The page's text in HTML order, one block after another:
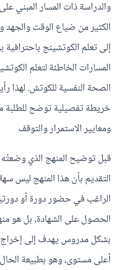
والدراسة ذات المسار المبني
الكثير من ضياع الوقت والجهد
إلى تعلم الكوتشينج
المسارات الخاطئة لتعلم
الصحة النفسية للكوتش. لهذا
خريطة تفصيلية توضح للطلبة
ومعايير الاستمرار والتوقف
قبل توضيح المنهج الذي وضعتُه
التقديم بأن هذا المنهج ليس
الراغب في حضور دورة أو
الحصول على الشهادة، بل هو
بشكل مدروس يهدف إلى
أعلى مستوى، وهو بطبيعة